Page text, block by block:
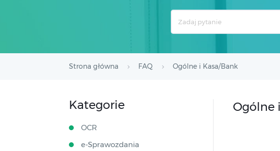
Strona główna FAQ Ogólne i Kasa/Bank
Ogólne
Kategorie
OCR
e-Sprawozdania